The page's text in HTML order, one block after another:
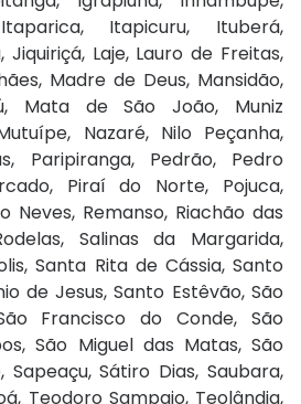
Itapicuru, Ituberá,
Laje, Lauro de Freitas,
Madre de Deus, Mansidão,
Mata de São João, Muniz
Nazaré, Nilo Peçanha,
Paripiranga, Pedrão, Pedro
Piraí do Norte, Pojuca,
Neves, Remanso, Riachão das
Salinas da Margarida,
Santa Rita de Cássia, Santo
de Jesus, Santo Estêvão, São
Francisco do Conde, São
São Miguel das Matas, São
Sapeaçu, Sátiro Dias, Saubara,
Teodoro Sampaio, Teolândia,